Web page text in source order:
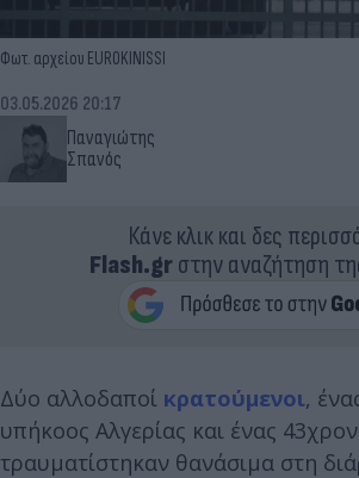
Φωτ. αρχείου EUR0KINISSI
Παναγιώτης
Σπανός
03.05.2026 20:17
Κάνε κλικ και δες
Flash.grστην αναζήτηση
Δύο αλλοδαποί κρατούμενοι,
υπήκοος Αλγερίας και ένας
τραυματίστηκαν θανάσιμα στη